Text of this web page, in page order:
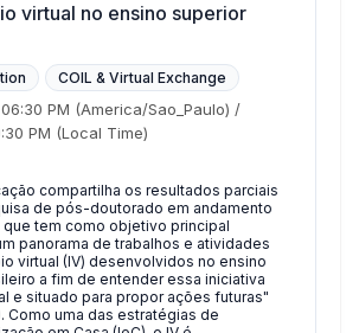
virtual no ensino superior
COIL & Virtual Exchange
06:30 PM (America/Sao_Paulo) /
PM (Local Time)
compartilha os resultados parciais
de pós-doutorado em andamento
que tem como objetivo principal
panorama de trabalhos e atividades
virtual (IV) desenvolvidos no ensino
a fim de entender essa iniciativa
e situado para propor ações futuras"
Como uma das estratégias de